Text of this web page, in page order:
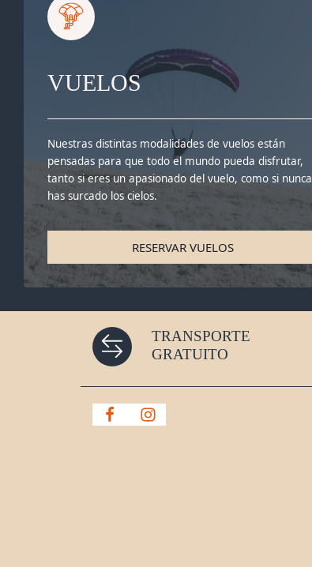
VUELOS
Nuestras distintas modalidades de vuelos están
pensadas para que todo el mundo pueda disfrutar,
tanto si eres un apasionado del vuelo, como si nunca
has surcado los cielos.
RESERVAR VUELOS
TRANSPORTE
GRATUITO